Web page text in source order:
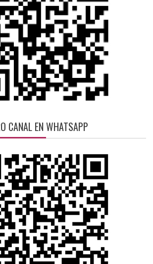
CANAL EN WHATSAPP